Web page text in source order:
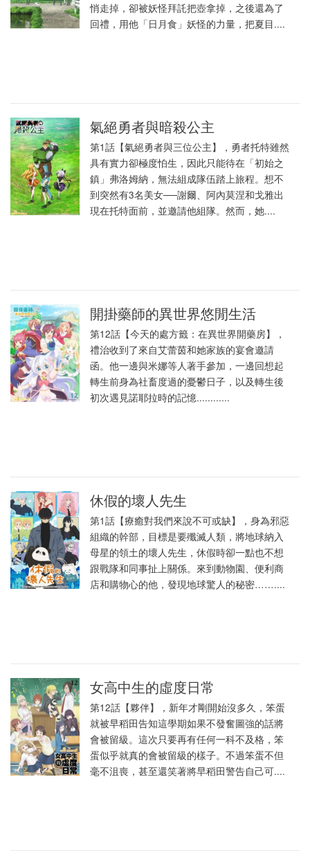
悄走掉，卻被妖怪拜託把壺拿掉，之後還為了
回禮，用他「日月食」妖怪的力量，把夏目....
氣絕勇者與暗殺公主
第1話【氣絕勇者與三位公主】，勇者托特雖然
具有實力卻極度怕生，因此只能待在「初始之
鎮」弗洛姆納，無法組成隊伍踏上旅程。想不
到突然有3名美女──謝爾、阿內莫涅和戈雅出
現在托特面前，並邀請他組隊。然而，她....
開掛藥師的異世界悠閒生活
第12話【今天的處方籤：在異世界開藥房】，
禮治收到了來自艾蕾茵和她家族的宴會邀請
函。他一邊與米娜等人著手參加，一邊回想起
轉生前身為社畜度過的憂鬱日子，以及轉生後
初次遇見諾耶拉時的記憶............
休假的壞人先生
第1話【療癒對我們來說不可或缺】，身為邪惡
組織的幹部，目標是要殲滅人類，將地球納入
母星的領土的壞人先生，休假時卻一點也不想
跟戰隊和同事扯上關係。來到動物園、便利商
店和購物心的他，發現地球驚人的秘密……....
女高中生的虛度日常
第12話【夥伴】，新年才剛開始沒多久，笨蛋
就被早稻田告知這學期如果不發奮圖強的話將
會被留級。這次只要再有任何一科不及格，笨
蛋似乎就真的會被留級的樣子。不過笨蛋不但
毫不沮喪，甚至還笑著將早稻田警告自己可....